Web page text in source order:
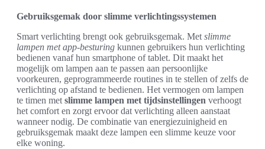
Gebruiksgemak door slimme verlichtingssystemen
Smart verlichting brengt ook gebruiksgemak. Met slimme
lampen met app-besturing kunnen gebruikers hun verlichting
bedienen vanaf hun smartphone of tablet. Dit maakt het
mogelijk om lampen aan te passen aan persoonlijke
voorkeuren, geprogrammeerde routines in te stellen of zelfs de
verlichting op afstand te bedienen. Het vermogen om lampen
te timen met slimme lampen met tijdsinstellingen verhoogt
het comfort en zorgt ervoor dat verlichting alleen aanstaat
wanneer nodig. De combinatie van energiezuinigheid en
gebruiksgemak maakt deze lampen een slimme keuze voor
elke woning.